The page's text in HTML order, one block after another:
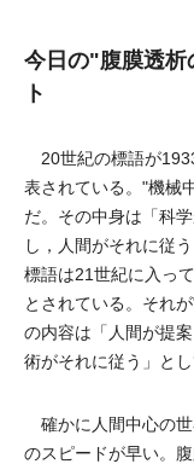
今日の"腹膜透析
ト
20世紀の標語が
表されている。"機械
だ。その中身は「科
し，人間がそれに従
標語は21世紀に入っ
とされている。それ
の内容は「人間が提
術がそれに従う」とし
確かに人間中心の
のスピードが早い。